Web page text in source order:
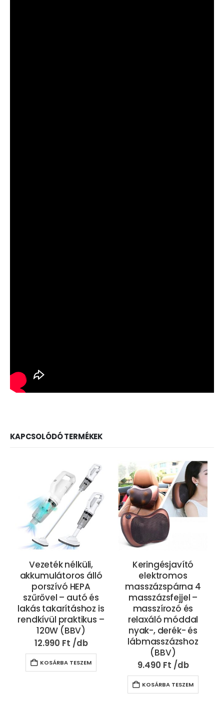
KAPCSOLÓDÓ TERMÉKEK
Vezeték nélküli,
akkumulátoros álló
porszívó HEPA
szűrővel – autó és
lakás takarításhoz is
rendkívül praktikus –
120W (BBV)
12.990 Ft
KOSÁRBA TESZEM
Keringésjavító
elektromos
masszázspárna 4
masszázsfejjel –
masszírozó és
relaxáló móddal
nyak-, derék- és
lábmasszázshoz
(BBV)
9.490 Ft
KOSÁRBA TESZEM